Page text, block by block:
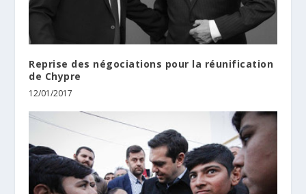
Reprise des négociations pour la réunification
de Chypre
12/01/2017